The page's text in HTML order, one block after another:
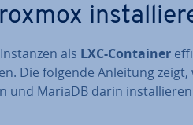
als LXC-Container
Die folgende Anleitung zeigt,
und MariaDB darin